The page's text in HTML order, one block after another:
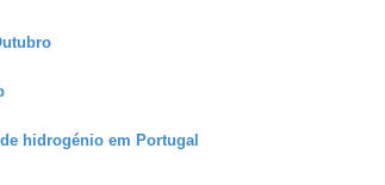
hidrogénio em Portugal